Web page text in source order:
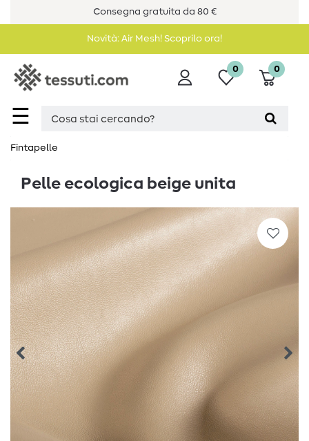
Consegna gratuita da 80 €
Novità: Air Mesh! Scoprilo ora!
☰
0 0
Fintapelle
Pelle ecologica beige unita